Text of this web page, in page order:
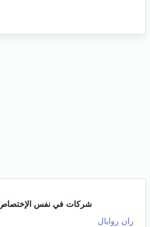
شركات في نفس
ران روايال